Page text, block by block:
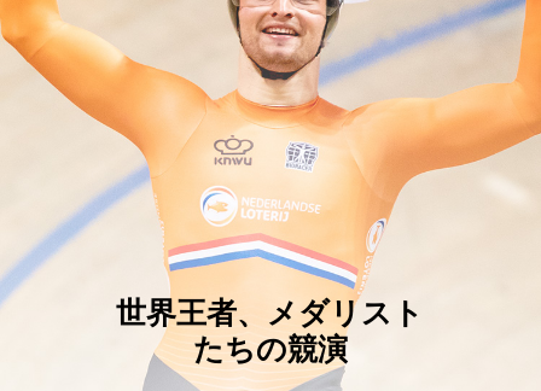
世界王者、メダリスト
たちの競演